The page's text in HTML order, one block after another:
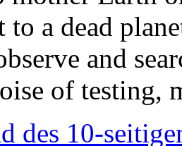
to a dead
and
of testing,
des 10-